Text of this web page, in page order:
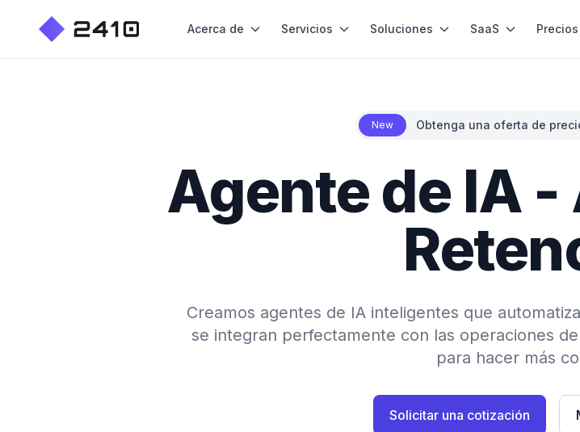
Acerca de Servicios Soluciones SaaS Precios
New Obtenga una oferta de
Agente de IA
Creamos agentes de IA inteligentes que
se integran perfectamente con las operaciones
para hacer más
Solicitar una cotización